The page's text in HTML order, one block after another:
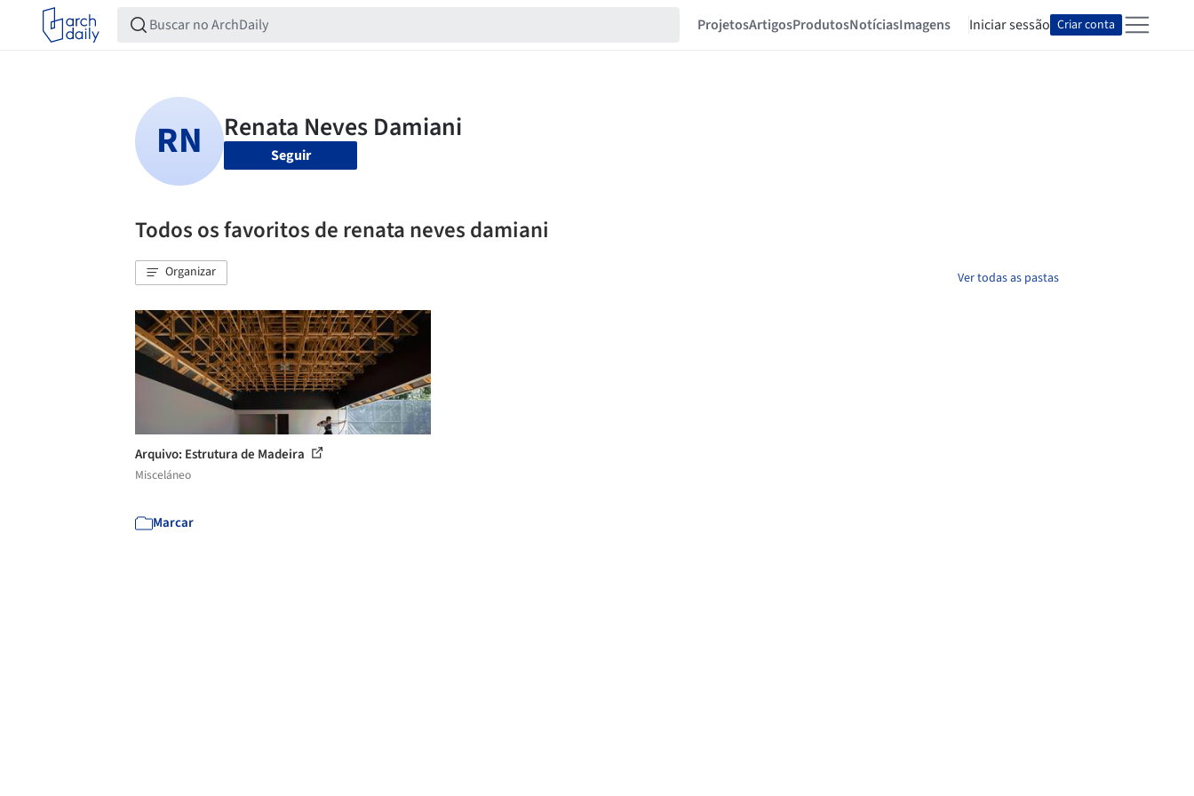
ProjetosArtigosProdutosNotíciasImagens Iniciar sessão Criar conta
Seguir
Todos os favoritos de renata neves damiani
Organizar Ver todas as pastas
Arquivo: Estrutura de Madeira
Misceláneo
Marcar